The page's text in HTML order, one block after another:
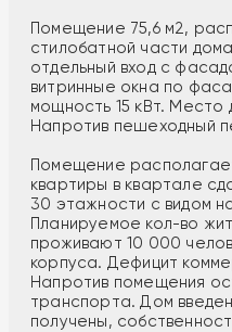
Помещение 75,6 м2,
стилобатной части
отдельный вход с
витринные окна по
мощность 15 кВт.
Напротив пешеходный
Помещение
квартиры в квартале
30 этажности с видом
Планируемое кол-во
проживают 10 000
корпуса. Дефицит
Напротив помещения
транспорта. Дом
получены,